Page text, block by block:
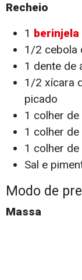
Recheio
1 berinjela
1/2 cebola
1 dente de
1/2 xícara
picado
1 colher
1 colher
1 colher
Sal e
Modo de
Massa